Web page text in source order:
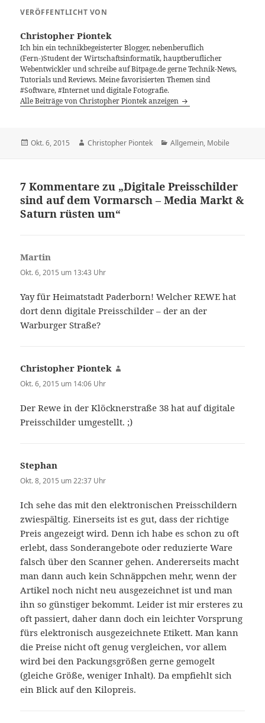
VERÖFFENTLICHT VON
Christopher Piontek
Ich bin ein technikbegeisterter Blogger, nebenberuflich
(Fern-)Student der Wirtschaftsinformatik, hauptberuflicher
Webentwickler und schreibe auf Bitpage.de gerne Technik-News,
Tutorials und Reviews. Meine favorisierten Themen sind
#Software, #Internet und digitale Fotografie.
Alle Beiträge von Christopher Piontek anzeigen
Veröffentlicht
Okt. 6, 2015 Autor
Christopher Piontek Kategorien
Allgemein, Mobile
7 Kommentare zu „Digitale Preisschilder
sind auf dem Vormarsch – Media Markt &
Saturn rüsten um“
Martin
Okt. 6, 2015 um 13:43 Uhr
Yay für Heimatstadt Paderborn! Welcher REWE hat
dort denn digitale Preisschilder – der an der
Warburger Straße?
Christopher Piontek
Okt. 6, 2015 um 14:06 Uhr
Der Rewe in der Klöcknerstraße 38 hat auf digitale
Preisschilder umgestellt. ;)
Stephan
Okt. 8, 2015 um 22:37 Uhr
Ich sehe das mit den elektronischen Preisschildern
zwiespältig. Einerseits ist es gut, dass der richtige
Preis angezeigt wird. Denn ich habe es schon zu oft
erlebt, dass Sonderangebote oder reduzierte Ware
falsch über den Scanner gehen. Andererseits macht
man dann auch kein Schnäppchen mehr, wenn der
Artikel noch nicht neu ausgezeichnet ist und man
ihn so günstiger bekommt. Leider ist mir ersteres zu
oft passiert, daher dann doch ein leichter Vorsprung
fürs elektronisch ausgezeichnete Etikett. Man kann
die Preise nicht oft genug vergleichen, vor allem
wird bei den Packungsgrößen gerne gemogelt
(gleiche Größe, weniger Inhalt). Da empfiehlt sich
ein Blick auf den Kilopreis.